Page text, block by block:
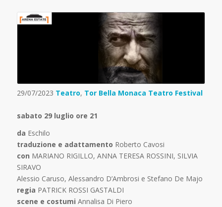
29/07/2023 Teatro, Tor Bella Monaca Teatro Festival
sabato 29 luglio ore 21
da Eschilo
traduzione e adattamento Roberto Cavosi
con MARIANO RIGILLO, ANNA TERESA ROSSINI, SILVIA
SIRAVO
Alessio Caruso, Alessandro D’Ambrosi e Stefano De Majo
regia PATRICK ROSSI GASTALDI
scene e costumi Annalisa Di Piero